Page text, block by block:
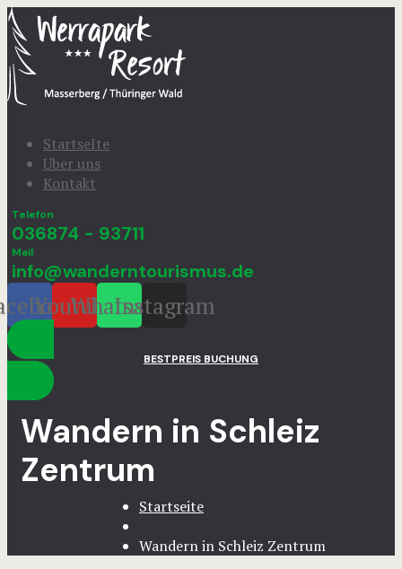
StartseIte
Uber uns
Kontakt
Telefon
036874 - 93711
Mail
info@wanderntourismus.de
Youtube
Whatsapp
Instagram
BESTPREIS BUCHUNG
Wandern in Schleiz
Zentrum
Startseite
Wandern in Schleiz Zentrum